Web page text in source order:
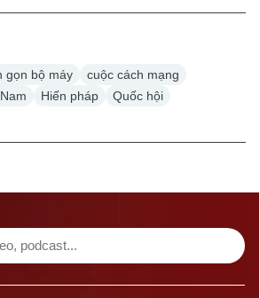
ngày 10/05/2023
gọn bộ máy
cuộc cách mạng
Hiến pháp
Quốc hội